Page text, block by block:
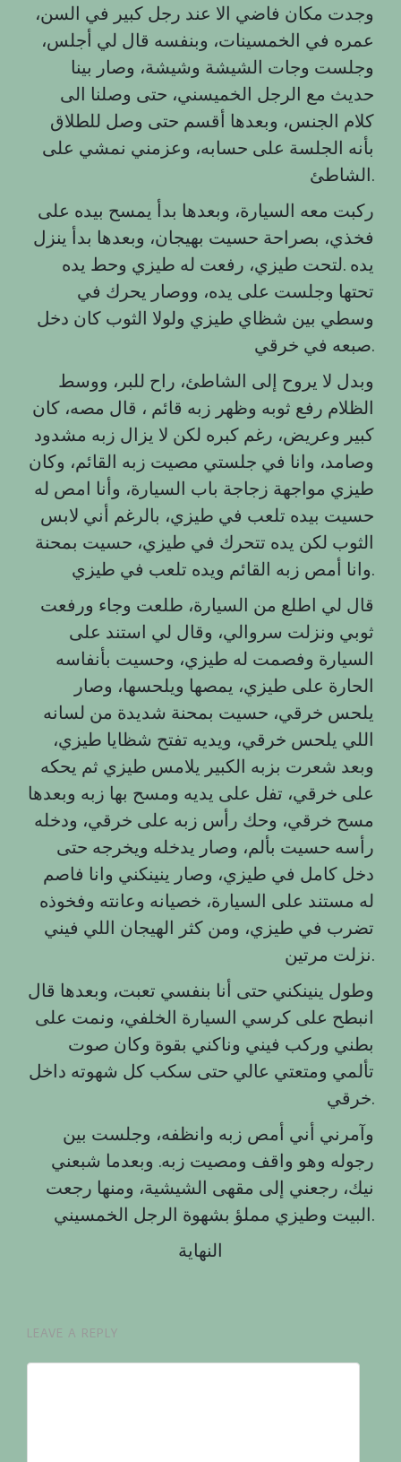
وجدت مكان فاضي الا عند رجل كبير في السن،
عمره في الخمسينات، وبنفسه قال لي أجلس،
وجلست وجات الشيشة وشيشة، وصار بينا
حديث مع الرجل الخميسني، حتى وصلنا الى
كلام الجنس، وبعدها أقسم حتى وصل للطلاق
بأنه الجلسة على حسابه، وعزمني نمشي على
الشاطئ.
ركبت معه السيارة، وبعدها بدأ يمسح بيده على
فخذي، بصراحة حسيت بهيجان، وبعدها بدأ ينزل
يده .لتحت طيزي، رفعت له طيزي وحط يده
تحتها وجلست على يده، ووصار يحرك في
وسطي بين شظاي طيزي ولولا الثوب كان دخل
صبعه في خرقي.
وبدل لا يروح إلى الشاطئ، راح للبر، ووسط
الظلام رفع ثوبه وظهر زبه قائم ، قال مصه، كان
كبير وعريض، رغم كبره لكن لا يزال زبه مشدود
وصامد، وانا في جلستي مصيت زبه القائم، وكان
طيزي مواجهة زجاجة باب السيارة، وأنا امص له
حسيت بيده تلعب في طيزي، بالرغم أني لابس
الثوب لكن يده تتحرك في طيزي، حسيت بمحنة
وانا أمص زبه القائم ويده تلعب في طيزي.
قال لي اطلع من السيارة، طلعت وجاء ورفعت
ثوبي ونزلت سروالي، وقال لي استند على
السيارة وفصمت له طيزي، وحسيت بأنفاسه
الحارة على طيزي، يمصها ويلحسها، وصار
يلحس خرقي، حسيت بمحنة شديدة من لسانه
اللي يلحس خرقي، ويديه تفتح شظايا طيزي،
وبعد شعرت بزبه الكبير يلامس طيزي ثم يحكه
على خرقي، تفل على يديه ومسح بها زبه وبعدها
مسح خرقي، وحك رأس زبه على خرقي، ودخله
رأسه حسيت بألم، وصار يدخله ويخرجه حتى
دخل كامل في طيزي، وصار ينينكني وانا فاصم
له مستند على السيارة، خصيانه وعانته وفخوذه
تضرب في طيزي، ومن كثر الهيجان اللي فيني
نزلت مرتين.
وطول ينينكني حتى أنا بنفسي تعبت، وبعدها قال
انبطح على كرسي السيارة الخلفي، ونمت على
بطني وركب فيني وناكني بقوة وكان صوت
تألمي ومتعتي عالي حتى سكب كل شهوته داخل
خرقي.
وآمرني أني أمص زبه وانظفه، وجلست بين
رجوله وهو واقف ومصيت زبه. وبعدما شبعني
نيك، رجعني إلى مقهى الشيشية، ومنها رجعت
البيت وطيزي مملؤ بشهوة الرجل الخمسيني.
النهاية
LEAVE A REPLY